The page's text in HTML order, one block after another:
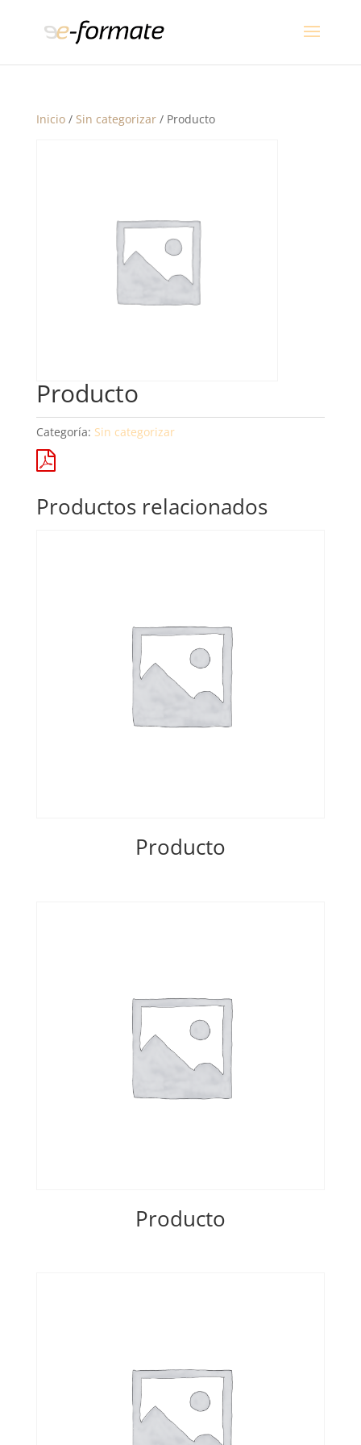
Inicio/ Sin categorizar/ Producto
Producto
Categoría: Sin categorizar
Productos relacionados
Producto
Producto